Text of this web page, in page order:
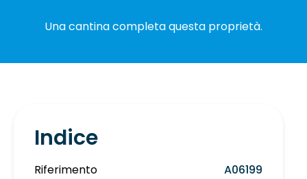
Una cantina completa questa proprietà.
Indice
Riferimento
A06199